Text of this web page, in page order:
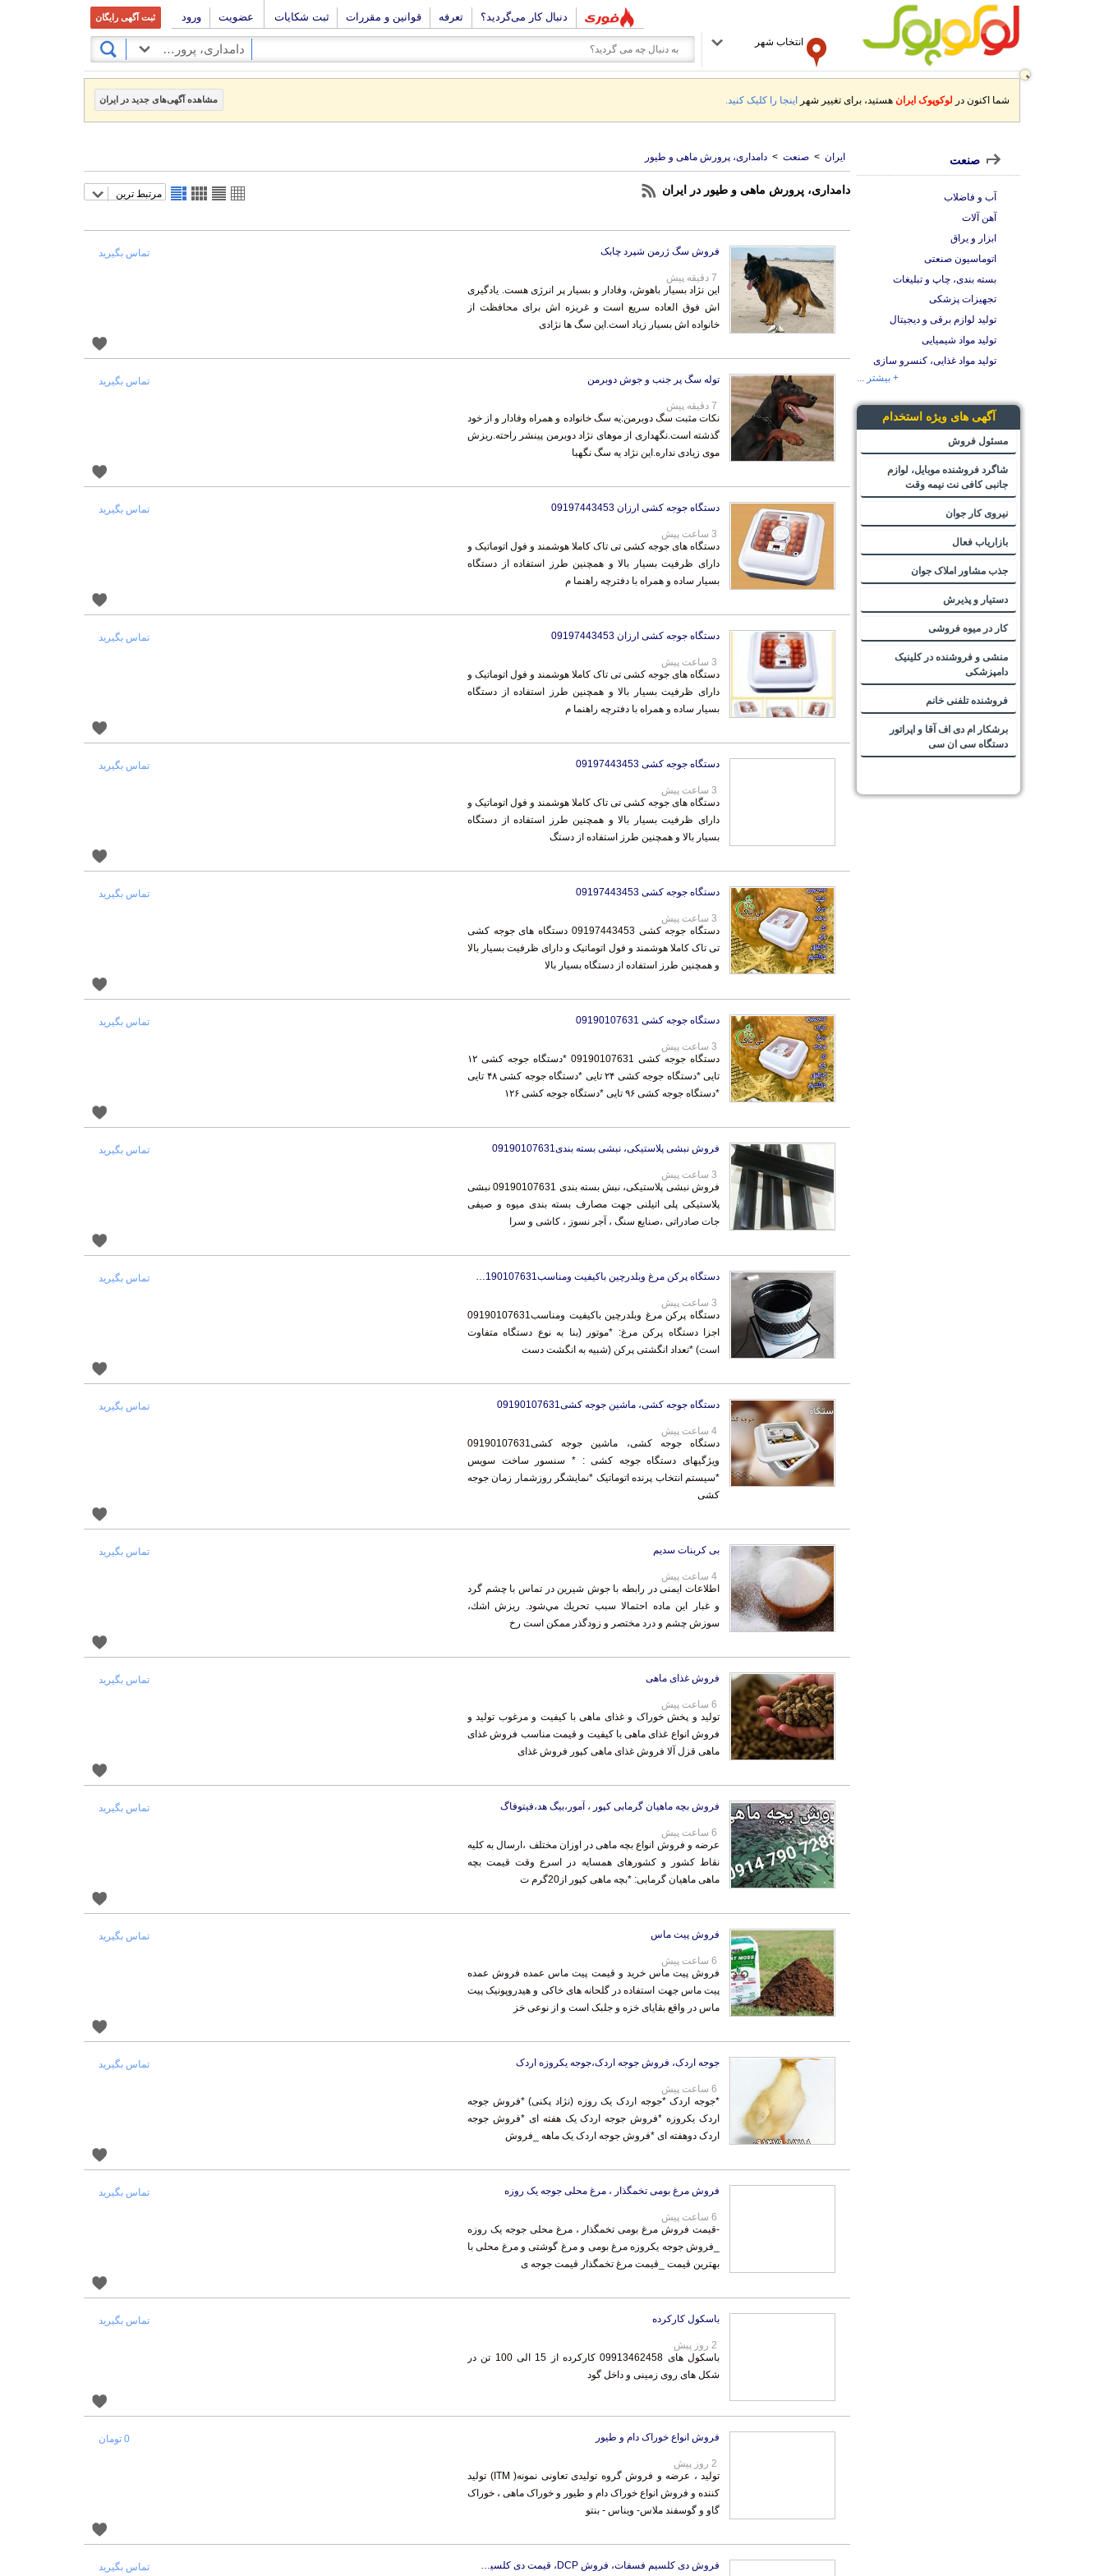
دنبال کار می‌گردید؟ تعرفه قوانین و مقررات ثبت شکایات عضویت ورود ثبت آگهی رایگان
انتخاب شهر
دامداری، پرورش ماهی و طیور
شما اکنون در لوکوپوک ایران هستید، برای تغییر شهر اینجا را کلیک کنید. مشاهده آگهی‌های جدید در ایران
ایران > صنعت > دامداری، پرورش ماهی و طیور
دامداری، پرورش ماهی و طیور در ایران مرتبط ترین
فروش سگ ژرمن شپرد چابک
این نژاد بسیار باهوش، وفادار و بسیار پر انرژی هست. یادگیری
اش فوق العاده سریع است و غریزه اش برای محافظت از
خانواده اش بسیار زیاد است.این سگ ها نژادی
7 دقیقه پیش
تماس بگیرید
توله سگ پر جنب و جوش دوبرمن
نکات مثبت سگ دوبرمن:یه سگ خانواده و همراه وفادار و از خود
گذشته است.نگهداری از موهای نژاد دوبرمن پینشر راحته.ریزش
موی زیادی نداره.این نژاد یه سگ نگهبا
7 دقیقه پیش
تماس بگیرید
دستگاه جوجه کشی ارزان 09197443453
دستگاه های جوجه کشی تی تاک کاملا هوشمند و فول اتوماتیک و
دارای ظرفیت بسیار بالا و همچنین طرز استفاده از دستگاه
بسیار ساده و همراه با دفترچه راهنما م
3 ساعت پیش
تماس بگیرید
دستگاه جوجه کشی ارزان 09197443453
دستگاه های جوجه کشی تی تاک کاملا هوشمند و فول اتوماتیک و
دارای ظرفیت بسیار بالا و همچنین طرز استفاده از دستگاه
بسیار ساده و همراه با دفترچه راهنما م
3 ساعت پیش
تماس بگیرید
دستگاه جوجه کشی 09197443453
دستگاه های جوجه کشی تی تاک کاملا هوشمند و فول اتوماتیک و
دارای ظرفیت بسیار بالا و همچنین طرز استفاده از دستگاه
بسیار بالا و همچنین طرز استفاده از دستگ
3 ساعت پیش
تماس بگیرید
دستگاه جوجه کشی 09197443453
دستگاه جوجه کشی 09197443453 دستگاه های جوجه کشی
تی تاک کاملا هوشمند و فول اتوماتیک و دارای ظرفیت بسیار بالا
و همچنین طرز استفاده از دستگاه بسیار بالا
3 ساعت پیش
تماس بگیرید
دستگاه جوجه کشی 09190107631
دستگاه جوجه کشی 09190107631 *دستگاه جوجه کشی ۱۲
تایی *دستگاه جوجه کشی ۲۴ تایی *دستگاه جوجه کشی ۴۸ تایی
*دستگاه جوجه کشی ۹۶ تایی *دستگاه جوجه کشی ۱۲۶
3 ساعت پیش
تماس بگیرید
فروش نبشی پلاستیکی، نبشی بسته بندی09190107631
فروش نبشی پلاستیکی، نبش بسته بندی 09190107631 نبشی
پلاستیکی پلی اتیلنی جهت مصارف بسته بندی میوه و صیفی
جات صادراتی ،صنایع سنگ ، آجر نسوز ، کاشی و سرا
3 ساعت پیش
تماس بگیرید
دستگاه پرکن مرغ وبلدرچین باکیفیت ومناسب09190107631
دستگاه پرکن مرغ وبلدرچین باکیفیت ومناسب09190107631
اجزا دستگاه پرکن مرغ: *موتور (بنا به نوع دستگاه متفاوت
است) *تعداد انگشتی پرکن (شبیه به انگشت دست
3 ساعت پیش
تماس بگیرید
دستگاه جوجه کشی، ماشین جوجه کشی09190107631
دستگاه جوجه کشی، ماشین جوجه کشی09190107631
ویژگیهای دستگاه جوجه کشی : * سنسور ساخت سویس
*سیستم انتخاب پرنده اتوماتیک *نمایشگر روزشمار زمان جوجه
کشی
4 ساعت پیش
تماس بگیرید
بی کربنات سدیم
اطلاعات ایمنی در رابطه با جوش شیرین در تماس با چشم گرد
و غبار اين ماده احتمالا سبب تحريك مي‌شود. ريزش اشك،
سوزش چشم و درد مختصر و زودگذر ممكن است رخ
4 ساعت پیش
تماس بگیرید
فروش غذای ماهی
تولید و پخش خوراک و غذای ماهی با کیفیت و مرغوب تولید و
فروش انواع غذای ماهی با کیفیت و قیمت مناسب فروش غذای
ماهی قزل آلا فروش غذای ماهی کپور فروش غذای
6 ساعت پیش
تماس بگیرید
فروش بچه ماهیان گرمابی کپور ، آمور،بیگ هد،فیتوفاگ
عرضه و فروش انواع بچه ماهی در اوزان مختلف ،ارسال به کلیه
نقاط کشور و کشورهای همسایه در اسرع وقت قیمت بچه
ماهی ماهیان گرمابی: *بچه ماهی کپور از20گرم ت
6 ساعت پیش
تماس بگیرید
فروش پیت ماس
فروش پیت ماس خرید و قیمت پیت ماس عمده فروش عمده
پیت ماس جهت استفاده در گلحانه های خاکی و هیدروپونیک پیت
ماس در واقع بقایای خزه و جلبک است و از نوعی خز
6 ساعت پیش
تماس بگیرید
جوجه اردک، فروش جوجه اردک،جوجه یکروزه اردک
*جوجه اردک *جوجه اردک یک روزه (نژاد پکنی) *فروش جوجه
اردک یکروزه *فروش جوجه اردک یک هفته ای *فروش جوجه
اردک دوهفته ای *فروش جوجه اردک یک ماهه _فروش
6 ساعت پیش
تماس بگیرید
فروش مرغ بومی تخمگذار ، مرغ محلی جوجه یک روزه
-قیمت فروش مرغ بومی تخمگذار ، مرغ محلی جوجه یک روزه
_فروش جوجه یکروزه مرغ بومی و مرغ گوشتی و مرغ محلی با
بهترین قیمت _قیمت مرغ تخمگذار قیمت جوجه ی
6 ساعت پیش
تماس بگیرید
باسکول کارکرده
باسکول های 09913462458 کارکرده از 15 الی 100 تن در
شکل های روی زمینی و داخل گود
2 روز پیش
تماس بگیرید
فروش انواع خوراک دام و طیور
تولید ، عرضه و فروش گروه تولیدی تعاونی نمونه( ITM) تولید
کننده و فروش انواع خوراک دام و طیور و خوراک ماهی ، خوراک
گاو و گوسفند ملاس- ویناس - بنتو
2 روز پیش
0 تومان
فروش دی کلسیم فسفات، فروش DCP، قیمت دی کلسیم فسفات تماس بگیرید
صنعت
آب و فاضلاب
آهن آلات
ابزار و یراق
اتوماسیون صنعتی
بسته بندی، چاپ و تبلیغات
تجهیزات پزشکی
تولید لوازم برقی و دیجیتال
تولید مواد شیمیایی
تولید مواد غذایی، کنسرو سازی
+ بیشتر ...
آگهی های ویژه استخدام
مسئول فروش
شاگرد فروشنده موبایل، لوازم
جانبی کافی نت نیمه وقت
نیروی کار جوان
بازاریاب فعال
جذب مشاور املاک جوان
دستیار و پذیرش
کار در میوه فروشی
منشی و فروشنده در کلینیک
دامپزشکی
فروشنده تلفنی خانم
برشکار ام دی اف آقا و اپراتور
دستگاه سی ان سی